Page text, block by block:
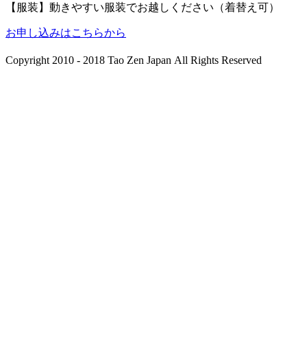
【服装】動きやすい服装でお越しください（着替え可）
お申し込みはこちらから
Copyright 2010 - 2018 Tao Zen Japan All Rights Reserved